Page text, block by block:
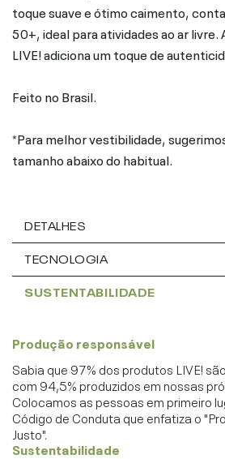
toque suave e ótimo caimento,
50+, ideal para atividades ao ar livre.
LIVE! adiciona um toque de
Feito no Brasil.
*Para melhor vestibilidade,
tamanho abaixo do habitual.
DETALHES
TECNOLOGIA
SUSTENTABILIDADE
Produção responsável
Sabia que 97% dos produtos LIVE!
com 94,5% produzidos em nossas
Colocamos as pessoas em primeiro
Código de Conduta que enfatiza o
Justo".
Sustentabilidade